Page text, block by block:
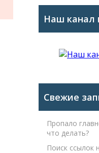
Наш канал
Свежие
Пропало
что делать?
Поиск ссылок